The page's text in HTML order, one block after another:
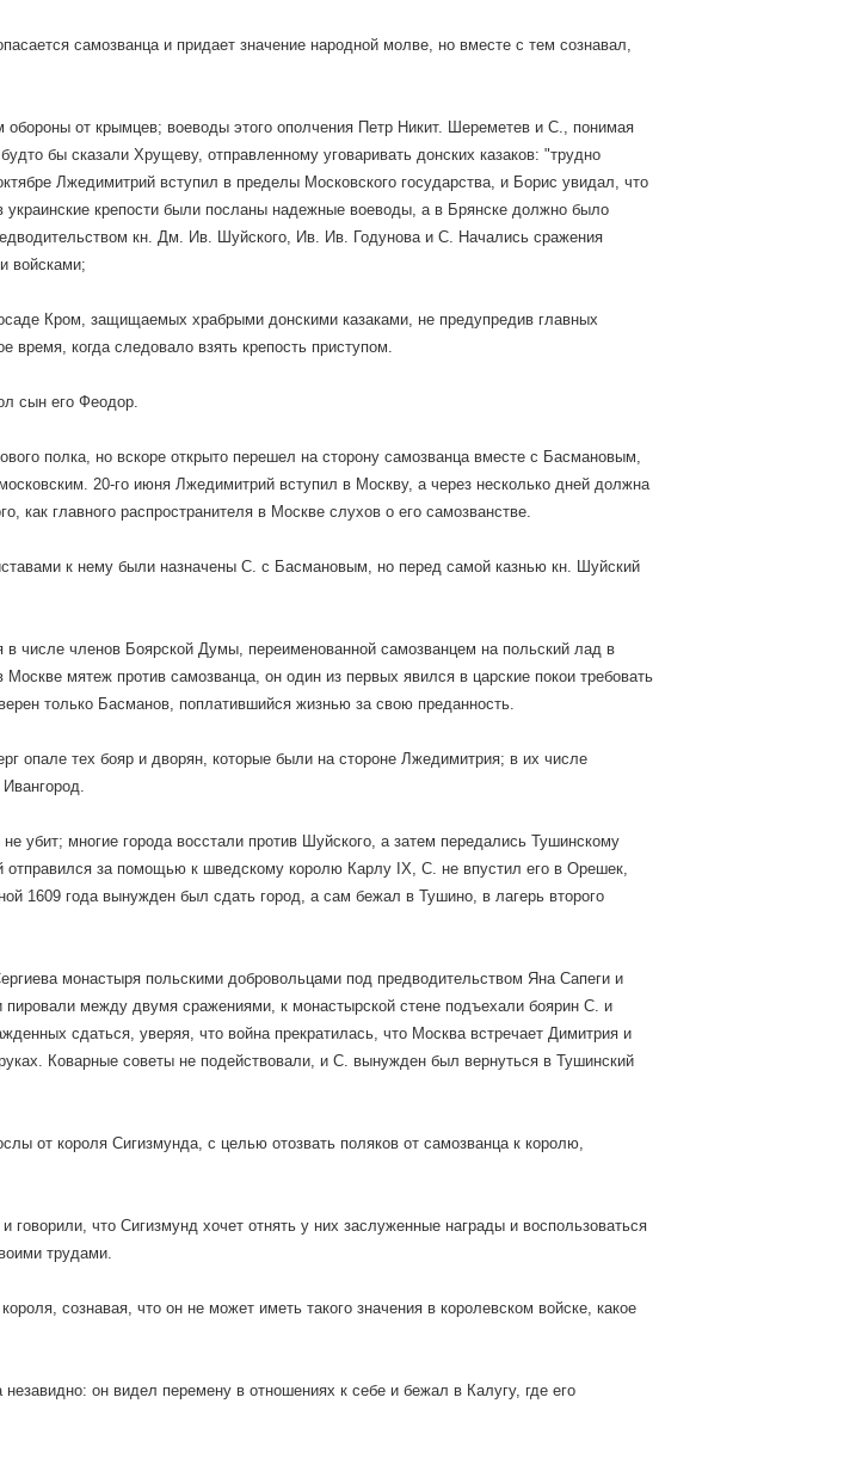
самозванца и придает значение народной молве, но вместе с тем сознавал,
от крымцев; воеводы этого ополчения Петр Никит. Шереметев и С., понимая
бы сказали Хрущеву, отправленному уговаривать донских казаков: "трудно
Лжедимитрий вступил в пределы Московского государства, и Борис увидал, что
крепости были посланы надежные воеводы, а в Брянске должно было
кн. Дм. Ив. Шуйского, Ив. Ив. Годунова и С. Начались сражения
войсками;
Кром, защищаемых храбрыми донскими казаками, не предупредив главных
время, когда следовало взять крепость приступом.
сын его Феодор.
полка, но вскоре открыто перешел на сторону самозванца вместе с Басмановым,
20-го июня Лжедимитрий вступил в Москву, а через несколько дней должна
как главного распространителя в Москве слухов о его самозванстве.
к нему были назначены С. с Басмановым, но перед самой казнью кн. Шуйский
в числе членов Боярской Думы, переименованной самозванцем на польский лад в
мятеж против самозванца, он один из первых явился в царские покои требовать
только Басманов, поплатившийся жизнью за свою преданность.
опале тех бояр и дворян, которые были на стороне Лжедимитрия; в их числе
убит; многие города восстали против Шуйского, а затем передались Тушинскому
отправился за помощью к шведскому королю Карлу IX, С. не впустил его в Орешек,
1609 года вынужден был сдать город, а сам бежал в Тушино, в лагерь второго
монастыря польскими добровольцами под предводительством Яна Сапеги и
пировали между двумя сражениями, к монастырской стене подъехали боярин С. и
сдаться, уверяя, что война прекратилась, что Москва встречает Димитрия и
Коварные советы не подействовали, и С. вынужден был вернуться в Тушинский
от короля Сигизмунда, с целью отозвать поляков от самозванца к королю,
говорили, что Сигизмунд хочет отнять у них заслуженные награды и воспользоваться
трудами.
сознавая, что он не может иметь такого значения в королевском войске, какое
он видел перемену в отношениях к себе и бежал в Калугу, где его